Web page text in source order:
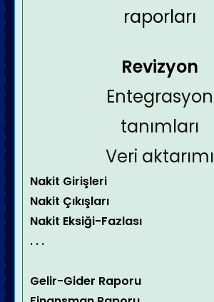
raporları
Revizyon
Entegrasyon
tanımları
Veri aktarımı
Nakit Girişleri
Nakit Çıkışları
Nakit Eksiği-Fazlası
. . .
Gelir-Gider Raporu